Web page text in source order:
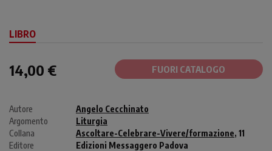
LIBRO
14,00 € FUORI CATALOGO
Autore
Angelo Cecchinato
Argomento
Liturgia
Collana
Ascoltare-Celebrare-Vivere/formazione, 11
Editore
Edizioni Messaggero Padova